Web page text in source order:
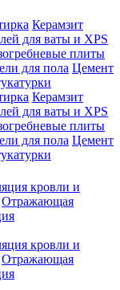
Керамзит
для ваты и XPS
плиты
для пола Цемент
Керамзит
для ваты и XPS
плиты
для пола Цемент
кровли и
Отражающая
кровли и
Отражающая